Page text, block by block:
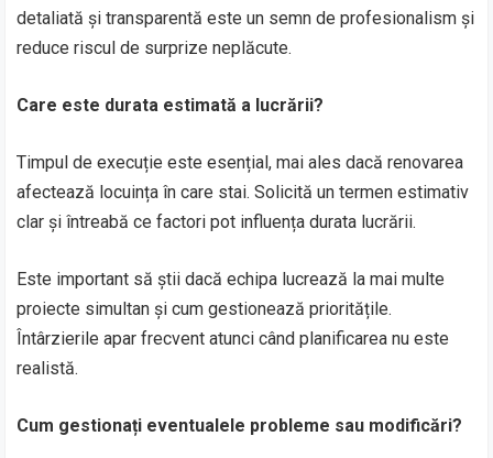
detaliată și transparentă este un semn de profesionalism și
reduce riscul de surprize neplăcute.
Care este durata estimată a lucrării?
Timpul de execuție este esențial, mai ales dacă renovarea
afectează locuința în care stai. Solicită un termen estimativ
clar și întreabă ce factori pot influența durata lucrării.
Este important să știi dacă echipa lucrează la mai multe
proiecte simultan și cum gestionează prioritățile.
Întârzierile apar frecvent atunci când planificarea nu este
realistă.
Cum gestionați eventualele probleme sau modificări?